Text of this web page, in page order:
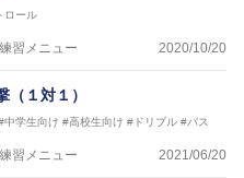
ロール
習メニュー 2020/10/20
（１対１）
中学生向け #高校生向け #ドリブル #パス
習メニュー 2021/06/20